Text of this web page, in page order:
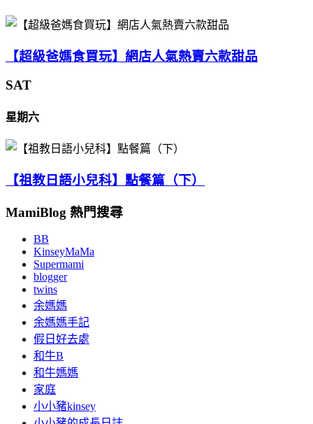
【超級爸媽食買玩】網店人氣熱賣六款甜品
SAT
星期六
【祖教日語小兒科】點餐篇（下）
MamiBlog 熱門搜尋
BB
KinseyMaMa
Supermami
blogger
twins
余媽媽
余媽媽手記
假日好去處
和牛B
和牛媽媽
家庭
小小豬kinsey